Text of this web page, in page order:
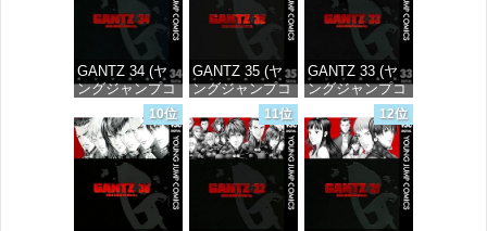
GANTZ 34 (ヤ
ングジャンプコ
DIGITAL)
価格：¥100
GANTZ 35 (ヤ
ングジャンプコ
DIGITAL)
価格：¥100
GANTZ 33 (ヤ
ングジャンプコ
DIGITAL)
価格：¥100
10位 11位 12位